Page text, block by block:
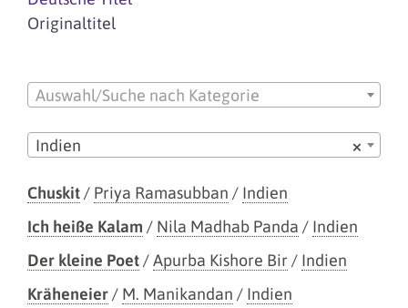
Originaltitel
Auswahl/Suche nach Kategorie
×
Indien
Chuskit/ Priya Ramasubban / Indien
Ich heiße Kalam / Nila Madhab Panda / Indien
Der kleine Poet/Apurba Kishore Bir / Indien
Kräheneier/ M. Manikandan / Indien